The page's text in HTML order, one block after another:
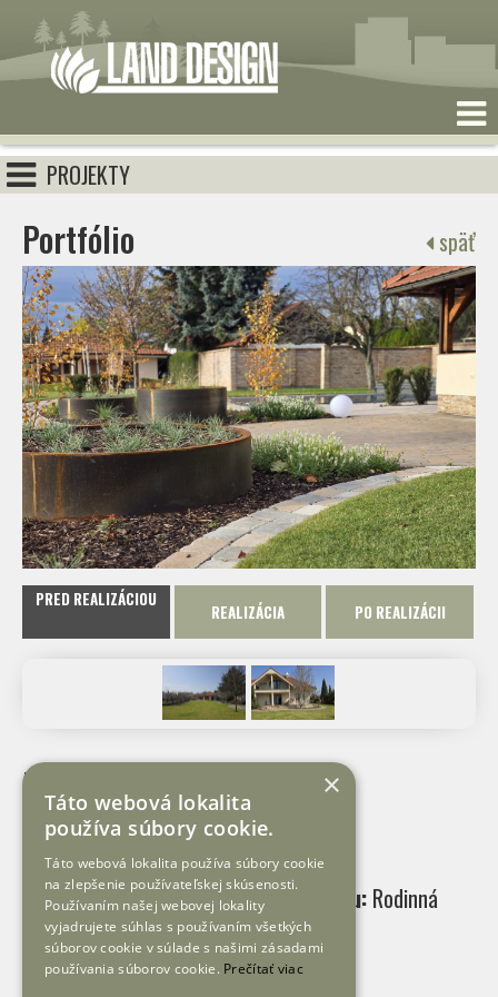
PROJEKTY
Portfólio späť
PRED REALIZÁCIOU
REALIZÁCIA PO REALIZÁCII
Hra vĺn
Charakter riešeného areálu: Rodinná
záhrada
×
Táto webová lokalita
používa súbory cookie.
Táto webová lokalita používa súbory cookie
na zlepšenie používateľskej skúsenosti.
Používaním našej webovej lokality
vyjadrujete súhlas s používaním všetkých
súborov cookie v súlade s našimi zásadami
používania súborov cookie. Prečítať viac